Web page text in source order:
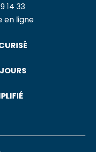
14 33
en ligne